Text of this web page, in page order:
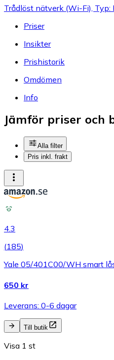
Trådlöst nätverk (Wi-Fi),
Priser
Insikter
Prishistorik
Omdömen
Info
Jämför priser och
Alla filter
Pris inkl. frakt
4.3
(185)
Yale 05/401C00/WH smart
650 kr
Leverans: 0-6 dagar
Till butik
Visa 1 st